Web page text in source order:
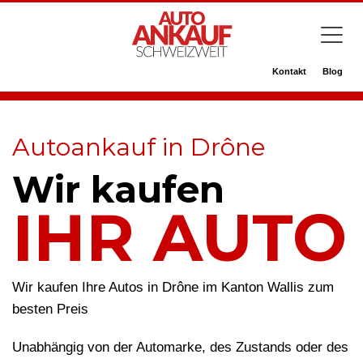
Kontakt Blog
Autoankauf in Drône
Wir kaufen
IHR AUTO
Wir kaufen Ihre Autos in Drône im Kanton Wallis zum
besten Preis
Unabhängig von der Automarke, des Zustands oder des